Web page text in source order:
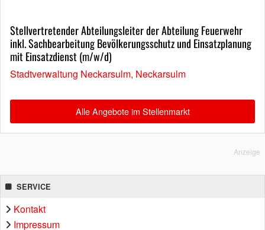
Stellvertretender Abteilungsleiter der Abteilung Feuerwehr
inkl. Sachbearbeitung Bevölkerungsschutz und Einsatzplanung
mit Einsatzdienst (m/w/d)
Stadtverwaltung Neckarsulm, Neckarsulm
Alle Angebote im Stellenmarkt
Anzeige
SERVICE
Kontakt
Impressum